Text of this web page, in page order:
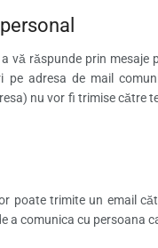
vă răspunde prin mesaje
adresa de mail
nu vor fi trimise către
trimite un email
a comunica cu persoana